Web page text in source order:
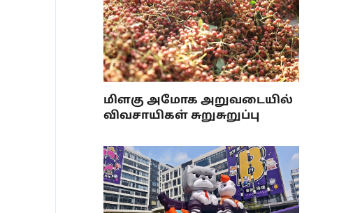
மிளகு அமோக அறுவடையில்
விவசாயிகள் சுறுசுறுப்பு